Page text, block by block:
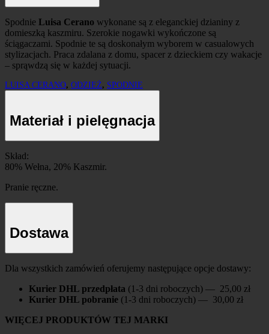
Spodnie Luisa Cerano wykonane są z eleganckiej dzianiny z
domieszką kaszmiru. Szerokie nogawki wykończone są
ściągaczami. Spodnie te są doskonałym wyborem w casualowych
stylizacjach. Praca zdalana z domu, spacer z dzieckiem czy wakacje
– sprąwdzą się w każdej sytuacji.
LUISA CERANO, ODZIEŻ, SPODNIE
Materiał i pielęgnacja
Skład:
80% Wełna, 20% Kaszmir.
Pranie ręczne.
Dostawa
Dla wszystkich zamówień oferujemy następujące opcje dostawy:
Kurier DHL przedpłata (1-3 dni roboczych) — 25,00 zł
Kurier DHL pobranie (1-3 dni roboczych) — 30,00 zł
WIĘCEJ PRODUKTÓW TEJ MARKI